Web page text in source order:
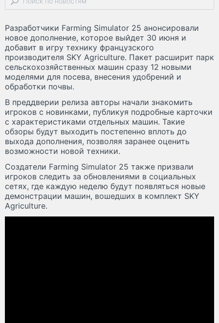
Разработчики Farming Simulator 25 анонсировали
новое дополнение, которое выйдет 30 июня и
добавит в игру технику французского
производителя SKY Agriculture. Пакет расширит парк
сельскохозяйственных машин сразу 12 новыми
моделями для посева, внесения удобрений и
обработки почвы.
В преддверии релиза авторы начали знакомить
игроков с новинками, публикуя подробные карточки
с характеристиками отдельных машин. Такие
обзоры будут выходить постепенно вплоть до
выхода дополнения, позволяя заранее оценить
возможности новой техники.
Создатели Farming Simulator 25 также призвали
игроков следить за обновлениями в социальных
сетях, где каждую неделю будут появляться новые
демонстрации машин, вошедших в комплект SKY
Agriculture.